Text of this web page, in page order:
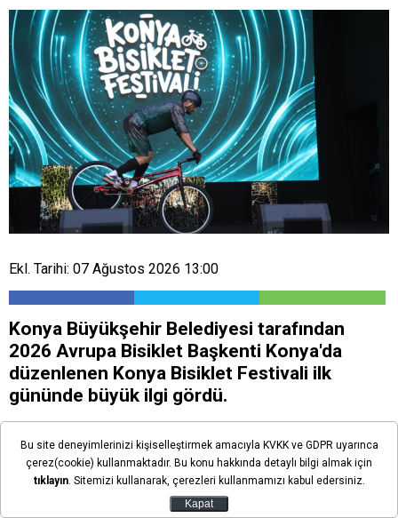
Ekl. Tarihi: 07 Ağustos 2026 13:00
Konya Büyükşehir Belediyesi tarafından
2026 Avrupa Bisiklet Başkenti Konya'da
düzenlenen Konya Bisiklet Festivali ilk
gününde büyük ilgi gördü.
Bu site deneyimlerinizi kişiselleştirmek amacıyla KVKK ve GDPR uyarınca
çerez(cookie) kullanmaktadır. Bu konu hakkında detaylı bilgi almak için
tıklayın. Sitemizi kullanarak, çerezleri kullanmamızı kabul edersiniz.
Kapat